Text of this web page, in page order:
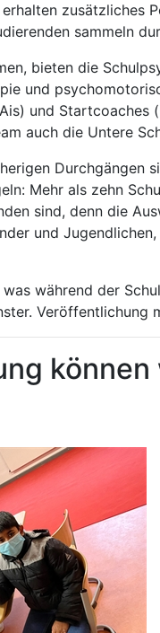
zusätzliches
sammeln
bieten die
und
und
auch die Untere
Durchgängen
Mehr als zehn
sind, denn die
und Jugendlichen,
während der